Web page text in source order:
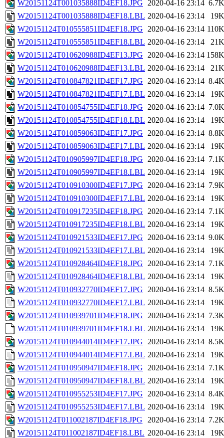
W20151124T001035888ID4EF18.JPG 2020-04-16 23:14 6.7K
W20151124T001035888ID4EF18.LBL 2020-04-16 23:14
19K
W20151124T010555851ID4EF18.JPG 2020-04-16 23:14 110K
W20151124T010555851ID4EF18.LBL 2020-04-16 23:14
21K
W20151124T010620988ID4EF13.JPG 2020-04-16 23:14 158K
W20151124T010620988ID4EF13.LBL 2020-04-16 23:14
21K
W20151124T010847821ID4EF17.JPG 2020-04-16 23:14 8.4K
W20151124T010847821ID4EF17.LBL 2020-04-16 23:14
19K
W20151124T010854755ID4EF18.JPG 2020-04-16 23:14 7.0K
W20151124T010854755ID4EF18.LBL 2020-04-16 23:14
19K
W20151124T010859063ID4EF17.JPG 2020-04-16 23:14 8.8K
W20151124T010859063ID4EF17.LBL 2020-04-16 23:14
19K
W20151124T010905997ID4EF18.JPG 2020-04-16 23:14 7.1K
W20151124T010905997ID4EF18.LBL 2020-04-16 23:14
19K
W20151124T010910300ID4EF17.JPG 2020-04-16 23:14 7.9K
W20151124T010910300ID4EF17.LBL 2020-04-16 23:14
19K
W20151124T010917235ID4EF18.JPG 2020-04-16 23:14 7.1K
W20151124T010917235ID4EF18.LBL 2020-04-16 23:14
19K
W20151124T010921533ID4EF17.JPG 2020-04-16 23:14 9.0K
W20151124T010921533ID4EF17.LBL 2020-04-16 23:14
19K
W20151124T010928464ID4EF18.JPG 2020-04-16 23:14 7.1K
W20151124T010928464ID4EF18.LBL 2020-04-16 23:14
19K
W20151124T010932770ID4EF17.JPG 2020-04-16 23:14 8.5K
W20151124T010932770ID4EF17.LBL 2020-04-16 23:14
19K
W20151124T010939701ID4EF18.JPG 2020-04-16 23:14 7.3K
W20151124T010939701ID4EF18.LBL 2020-04-16 23:14
19K
W20151124T010944014ID4EF17.JPG 2020-04-16 23:14 8.5K
W20151124T010944014ID4EF17.LBL 2020-04-16 23:14
19K
W20151124T010950947ID4EF18.JPG 2020-04-16 23:14 7.1K
W20151124T010950947ID4EF18.LBL 2020-04-16 23:14
19K
W20151124T010955253ID4EF17.JPG 2020-04-16 23:14 8.4K
W20151124T010955253ID4EF17.LBL 2020-04-16 23:14
19K
W20151124T011002187ID4EF18.JPG
2020-04-16 23:14 7.2K
W20151124T011002187ID4EF18.LBL 2020-04-16 23:14
19K